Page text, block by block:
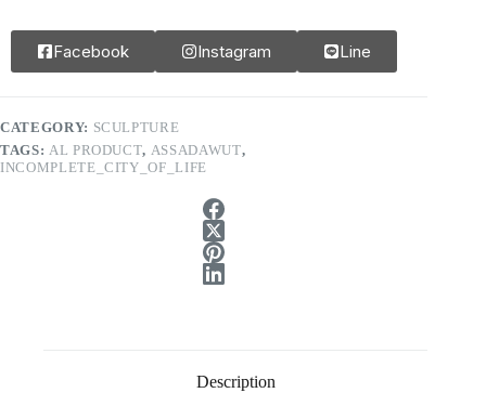
Facebook Instagram Line
CATEGORY: SCULPTURE
TAGS: AL PRODUCT, ASSADAWUT,
INCOMPLETE_CITY_OF_LIFE
Description